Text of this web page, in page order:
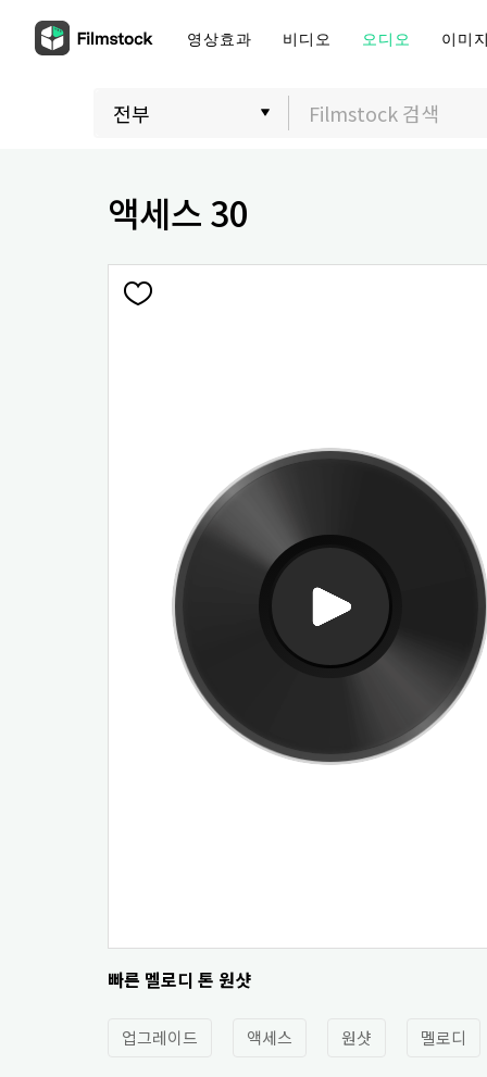
영상효과 비디오 오디오 이미
액세스 30
빠른 멜로디 톤 원샷
업그레이드 액세스 원샷 멜로디